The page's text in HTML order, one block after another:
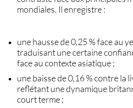
mondiales. Il enregistre :
unehausse de 0,25 % face au
traduisant une certaine
face au contexte asiatique ;
unebaisse de 0,16 % contre la
reflétant une dynamique
court terme ;